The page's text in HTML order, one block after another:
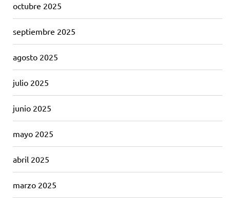
octubre 2025
septiembre 2025
agosto 2025
julio 2025
junio 2025
mayo 2025
abril 2025
marzo 2025